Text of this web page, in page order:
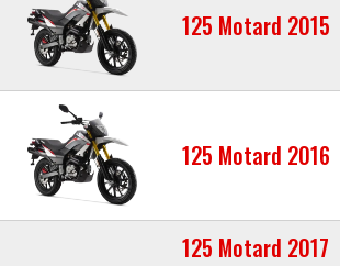
125 Motard 2015
125 Motard 2016
125 Motard 2017